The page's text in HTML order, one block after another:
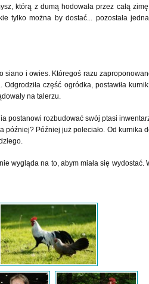
którą z dumą hodowała przez całą
tylko można by dostać... pozostała
siano i owies. Któregoś razu
część ogródka, postawiła
na talerzu.
postanowi rozbudować swój ptasi
później? Później już poleciało. Od kurnika
wygląda na to, abym miała się wydostać.